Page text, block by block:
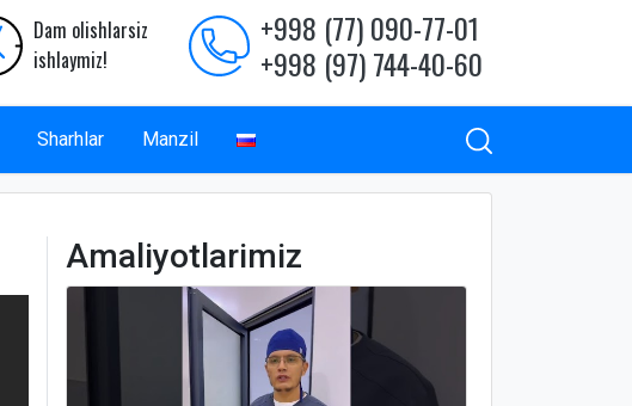
Dam olishlarsiz
ishlaymiz!
+998 (77) 090-77-01
+998 (97) 744-40-60
Sharhlar Manzil
Amaliyotlarimiz